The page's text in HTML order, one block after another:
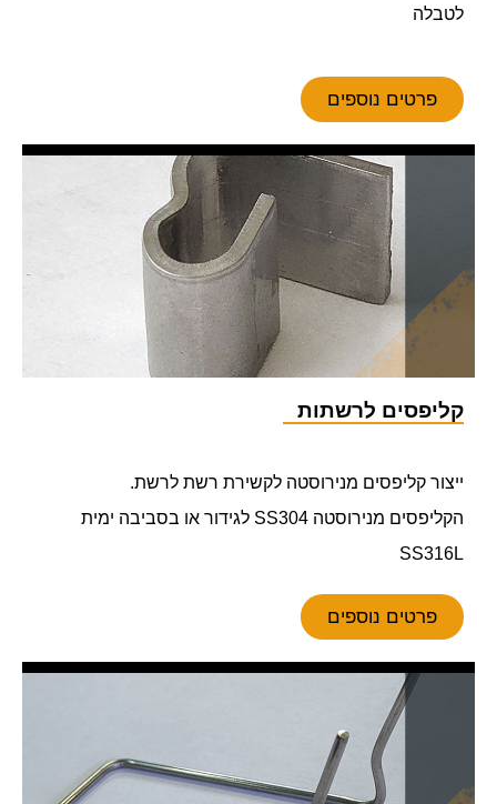
לטבלה
פרטים נוספים
קליפסים לרשתות
ייצור קליפסים מנירוסטה לקשירת רשת לרשת.
הקליפסים מנירוסטה SS304 לגידור או בסביבה ימית
SS316L
פרטים נוספים